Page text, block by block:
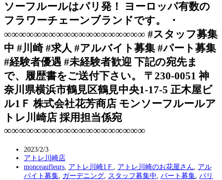
ソーフルールはパリ発！ ヨーロッパ有数の
フラワーチェーンブランドです。 ・
∞∞∞∞∞∞∞∞∞∞∞∞∞∞∞∞∞∞∞ #スタッフ募集
中 #川崎 #求人 #アルバイト募集 #パート募集
#経験者優遇 #未経験者歓迎 下記の宛先ま
で、履歴書をご送付下さい。 〒230-0051 神
奈川県横浜市鶴見区鶴見中央1-17-5 正木屋ビ
ル1Ｆ 株式会社花芳商店 モンソーフルールア
トレ川崎店 採用担当係宛
∞∞∞∞∞∞∞∞∞∞∞∞∞∞∞∞∞∞∞
2023/2/3
アトレ川崎店
monceaufleurs アトレ川崎1Ｆ アトレ川崎のお花屋さん
アル
バイト募集 ガーデニング スタッフ募集中 パート募集 パリ